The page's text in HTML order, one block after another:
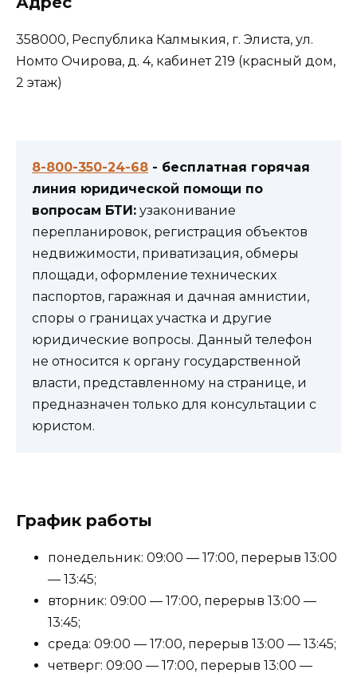
358000, Республика Калмыкия, г. Элиста, ул.
Номто Очирова, д. 4, кабинет 219 (красный дом,
2 этаж)
8-800-350-24-68 - бесплатная горячая
линия юридической помощи по
вопросам БТИ: узаконивание
перепланировок, регистрация объектов
недвижимости, приватизация, обмеры
площади, оформление технических
паспортов, гаражная и дачная амнистии,
споры о границах участка и другие
юридические вопросы. Данный телефон
не относится к органу государственной
власти, представленному на странице, и
предназначен только для консультации с
юристом.
График работы
понедельник: 09:00 — 17:00, перерыв 13:00
— 13:45;
вторник: 09:00 — 17:00, перерыв 13:00 —
13:45;
среда: 09:00 — 17:00, перерыв 13:00 — 13:45;
четверг: 09:00 — 17:00, перерыв 13:00 —